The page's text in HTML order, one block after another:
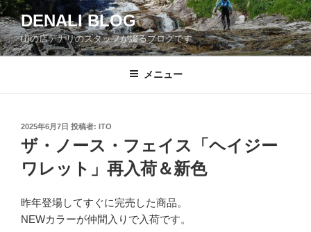
コ
ン
テ
ン
DENALI BLOG
山の店デナリのスタッフが綴るブログです
メニュー
投
稿
日:
2025年6月7日 投稿者: ITO
ザ・ノース・フェイス「ヘイジー
ワレット」再入荷＆新色
昨年登場してすぐに完売した商品。
NEWカラーが仲間入りで入荷です。